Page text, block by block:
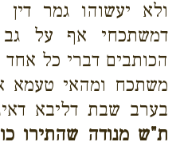
ולא יעשוהו גמר
דמשתכחי אף על גב
הכותבים דברי כל
משתכח ומהאי טעמא
בערב שבת דליבא
ת"ש מנודה שהתירו